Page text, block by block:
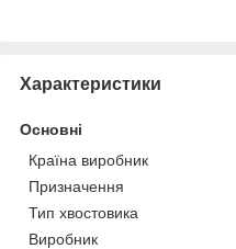
Характеристики
Основні
Країна виробник
Призначення
Тип хвостовика
Виробник